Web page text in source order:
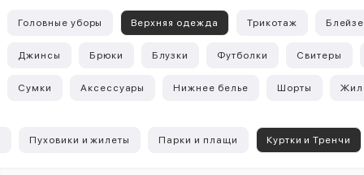
Головные уборы Верхняя одежда Трикотаж
Джинсы Брюки Блузки Футболки Свитеры
Сумки Аксессуары Нижнее белье Шорты
Пуховики и жилеты Парки и плащи Куртки и Тренчи